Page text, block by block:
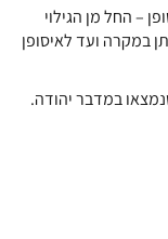
– החל מן הגילוי
במקרה ועד לאיסופן
במדבר יהודה.